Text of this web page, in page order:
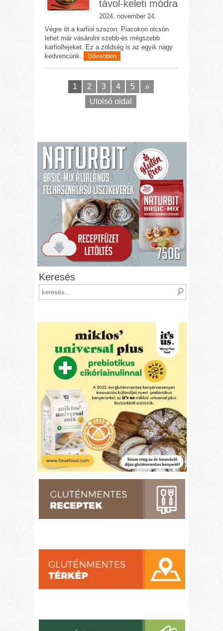
távol-keleti módra
2024. november 24.
Végre itt a karfiol szezon. Piacokon olcsón
lehet már vásárolni szebb-és mégszebb
karfiolfejeket. Ez a zöldség is az egyik nagy
kedvencünk.
Bővebben
1 2 3 4 5
»
Utolsó oldal
Keresés